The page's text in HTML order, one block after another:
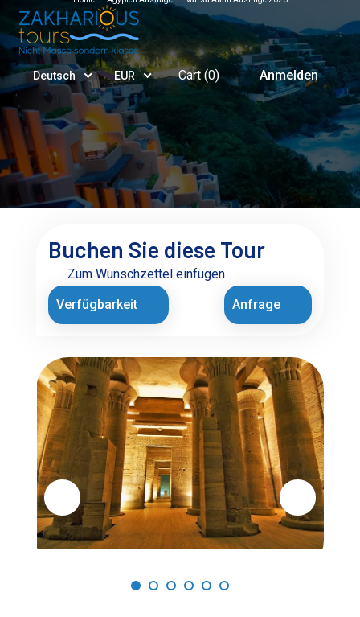
Deutsch EUR Cart (0) Anmelden
Buchen Sie diese Tour
Zum Wunschzettel einfügen
Verfügbarkeit
Anfrage